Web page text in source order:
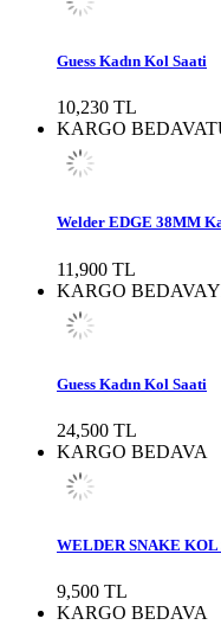
Guess Kadın Kol Saati
10,230 TL
KARGO BEDAVA
Welder EDGE 38MM
11,900 TL
KARGO BEDAVA
Guess Kadın Kol Saati
24,500 TL
KARGO BEDAVA
WELDER SNAKE KOL
9,500 TL
KARGO BEDAVA